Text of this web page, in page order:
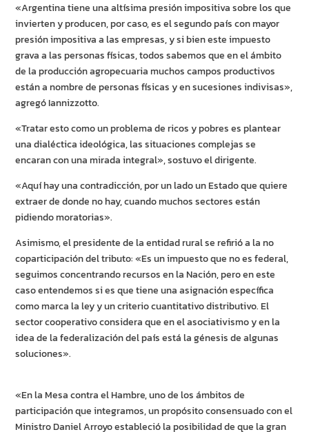
«Argentina tiene una altísima presión impositiva sobre los que
invierten y producen, por caso, es el segundo país con mayor
presión impositiva a las empresas, y si bien este impuesto
grava a las personas físicas, todos sabemos que en el ámbito
de la producción agropecuaria muchos campos productivos
están a nombre de personas físicas y en sucesiones indivisas»,
agregó Iannizzotto.
«Tratar esto como un problema de ricos y pobres es plantear
una dialéctica ideológica, las situaciones complejas se
encaran con una mirada integral», sostuvo el dirigente.
«Aquí hay una contradicción, por un lado un Estado que quiere
extraer de donde no hay, cuando muchos sectores están
pidiendo moratorias».
Asimismo, el presidente de la entidad rural se refirió a la no
coparticipación del tributo: «Es un impuesto que no es federal,
seguimos concentrando recursos en la Nación, pero en este
caso entendemos si es que tiene una asignación específica
como marca la ley y un criterio cuantitativo distributivo. El
sector cooperativo considera que en el asociativismo y en la
idea de la federalización del país está la génesis de algunas
soluciones».
«En la Mesa contra el Hambre, uno de los ámbitos de
participación que integramos, un propósito consensuado con el
Ministro Daniel Arroyo estableció la posibilidad de que la gran